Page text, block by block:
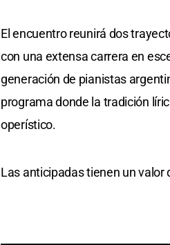
El encuentro reunirá dos
con una extensa carrera en
generación de pianistas
programa donde la tradición
operístico.
Las anticipadas tienen un valor